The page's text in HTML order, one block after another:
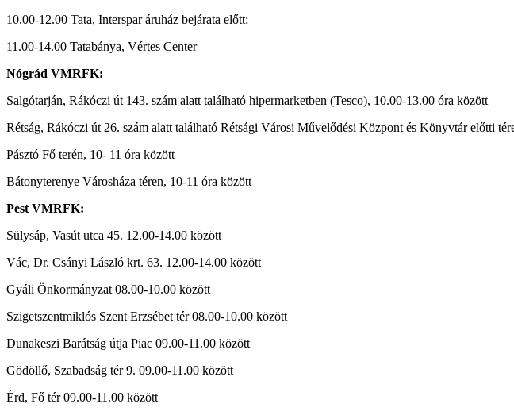
10.00-12.00 Tata, Interspar áruház bejárata előtt;
11.00-14.00 Tatabánya, Vértes Center
Nógrád VMRFK:
Salgótarján, Rákóczi út 143. szám alatt található hipermarketben (Tesco), 10.00-13.00 óra között
Rétság, Rákóczi út 26. szám alatt található Rétsági Városi Művelődési Központ és Könyvtár előtti
Pásztó Fő terén, 10- 11 óra között
Bátonyterenye Városháza téren, 10-11 óra között
Pest VMRFK:
Sülysáp, Vasút utca 45. 12.00-14.00 között
Vác, Dr. Csányi László krt. 63. 12.00-14.00 között
Gyáli Önkormányzat 08.00-10.00 között
Szigetszentmiklós Szent Erzsébet tér 08.00-10.00 között
Dunakeszi Barátság útja Piac 09.00-11.00 között
Gödöllő, Szabadság tér 9. 09.00-11.00 között
Érd, Fő tér 09.00-11.00 között